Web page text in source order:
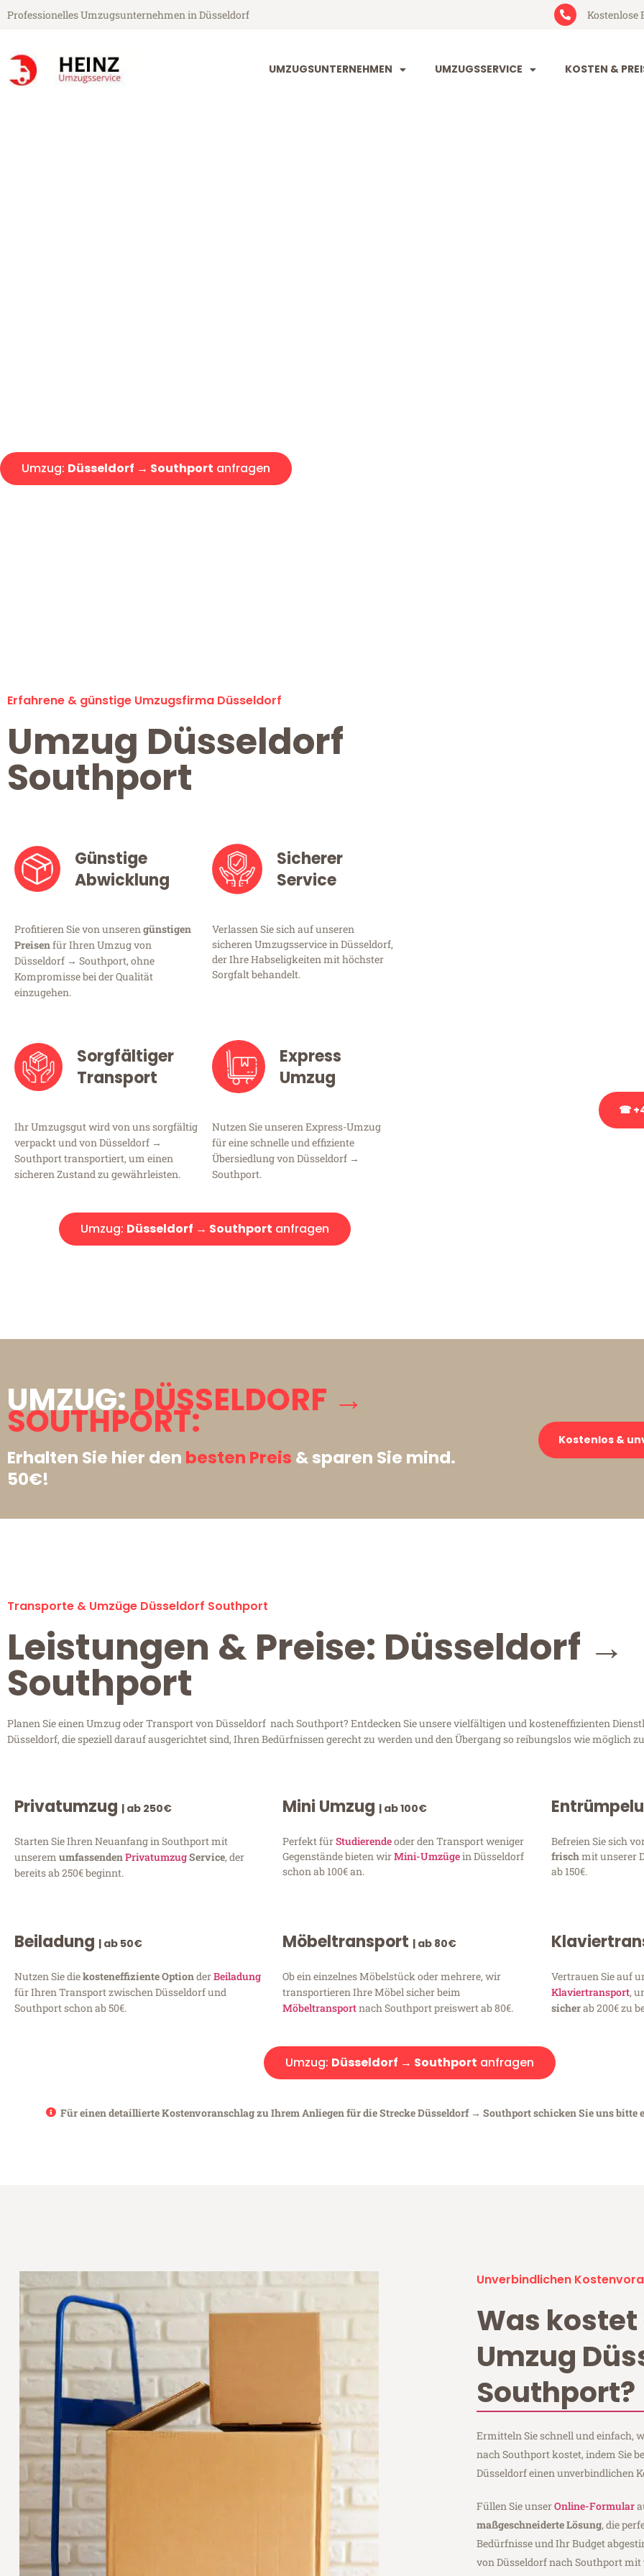
Professionelles Umzugsunternehmen in Düsseldorf Kostenlose
UMZUGSUNTERNEHMEN UMZUGSSERVICE KOSTEN &
Umzug: Düsseldorf → Southport anfragen
Erfahrene & günstige Umzugsfirma Düsseldorf
Umzug Düsseldorf
Southport
Günstige
Abwicklung
Profitieren Sie von unserengünstigen
Preisenfür Ihren Umzug von
Düsseldorf → Southport, ohne
Kompromisse bei der Qualität
einzugehen.
Sicherer
Service
Verlassen Sie sich auf unseren
sicheren Umzugsservice in Düsseldorf,
der Ihre Habseligkeiten mit höchster
Sorgfalt behandelt.
Sorgfältiger
Transport
Ihr Umzugsgut wird von uns sorgfältig
verpackt und von Düsseldorf →
Southport transportiert, um einen
sicheren Zustand zu gewährleisten.
Express
Umzug
Nutzen Sie unseren Express-Umzug
für eine schnelle und effiziente
Übersiedlung von Düsseldorf →
Southport.
Umzug: Düsseldorf → Southport anfragen
☎
UMZUG:DÜSSELDORF →
SOUTHPORT:
Erhalten Sie hier den besten Preis & sparen Sie mind.
50€!
Kostenlos &
Transporte & Umzüge Düsseldorf Southport
Leistungen & Preise: Düsseldorf →
Southport
Planen Sie einen Umzug oder Transport von Düsseldorf nach Southport? Entdecken Sie unsere vielfältigen und kosteneffizienten
Düsseldorf, die speziell darauf ausgerichtet sind, Ihren Bedürfnissen gerecht zu werden und den Übergang so reibungslos wie möglich
Privatumzug | ab 250€
Starten Sie Ihren Neuanfang in Southport mit
unserem umfassendenPrivatumzugService, der
bereits ab 250€ beginnt.
Mini Umzug | ab 100€
Perfekt fürStudierendeoder den Transport weniger
Gegenstände bieten wirMini-Umzügein Düsseldorf
schon ab 100€ an.
Befreien Sie sich
frischmit unserer
ab 150€.
Beiladung | ab 50€
Nutzen Sie diekosteneffiziente OptionderBeiladung
für Ihren Transport zwischen Düsseldorf und
Southport schon ab 50€.
Möbeltransport | ab 80€
Ob ein einzelnes Möbelstück oder mehrere, wir
transportieren Ihre Möbel sicher beim
Möbeltransportnach Southport preiswert ab 80€.
Vertrauen Sie auf
Klaviertransport,
sicherab 200€ zu
Umzug: Düsseldorf → Southport anfragen
Für einen detaillierte Kostenvoranschlag zu Ihrem Anliegen für die Strecke Düsseldorf → Southport schicken Sie uns bitte
Unverbindlichen
Was kostet
Umzug
Southport?
Ermitteln Sie schnell und einfach,
nach Southport kostet, indem Sie
Düsseldorf einen unverbindlichen
Füllen Sie unserOnline-Formular
maßgeschneiderte Lösung, die
Bedürfnisse und Ihr Budget
von Düsseldorf nach Southport mit